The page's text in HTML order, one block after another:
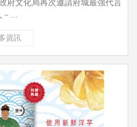
府文化局再次邀請府城最強代言
－...
資訊